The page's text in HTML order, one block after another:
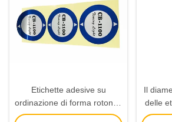
Etichette adesive su
ordinazione di forma rotonda
lucide/spessori opaco 0,2 -
Il
delle